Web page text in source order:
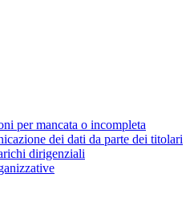
per mancata o incompleta
dei dati da parte dei titolari
dirigenziali